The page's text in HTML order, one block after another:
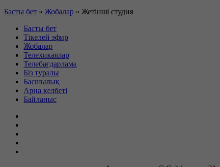
Басты бет » Жобалар » Жетінші студия
Басты бет
Тікелей эфир
Жобалар
Телехикаялар
Телебағдарлама
Біз туралы
Басшылық
Арна келбеті
Байланыс